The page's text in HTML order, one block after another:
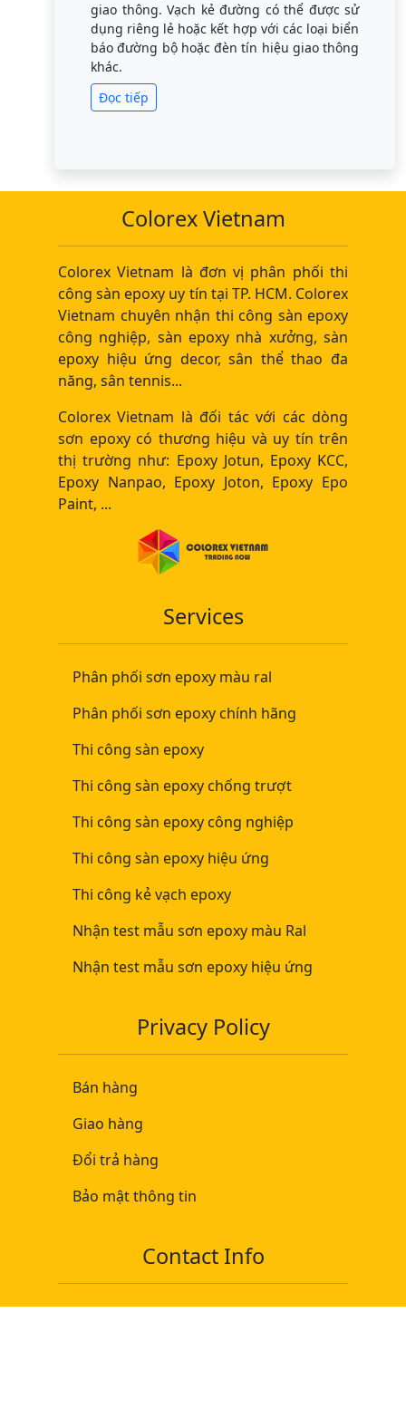
giao thông. Vạch kẻ đường có thể được sử
dụng riêng lẻ hoặc kết hợp với các loại biển
báo đường bộ hoặc đèn tín hiệu giao thông
khác.
Đọc tiếp
Colorex Vietnam
Colorex Vietnam là đơn vị phân phối thi
công sàn epoxy uy tín tại TP. HCM. Colorex
Vietnam chuyên nhận thi công sàn epoxy
công nghiệp, sàn epoxy nhà xưởng, sàn
epoxy hiệu ứng decor, sân thể thao đa
năng, sân tennis...
Colorex Vietnam là đối tác với các dòng
sơn epoxy có thương hiệu và uy tín trên
thị trường như: Epoxy Jotun, Epoxy KCC,
Epoxy Nanpao, Epoxy Joton, Epoxy Epo
Paint, ...
Services
Phân phối sơn epoxy màu ral
Phân phối sơn epoxy chính hãng
Thi công sàn epoxy
Thi công sàn epoxy chống trượt
Thi công sàn epoxy công nghiệp
Thi công sàn epoxy hiệu ứng
Thi công kẻ vạch epoxy
Nhận test mẫu sơn epoxy màu Ral
Nhận test mẫu sơn epoxy hiệu ứng
Privacy Policy
Bán hàng
Giao hàng
Đổi trả hàng
Bảo mật thông tin
Contact Info